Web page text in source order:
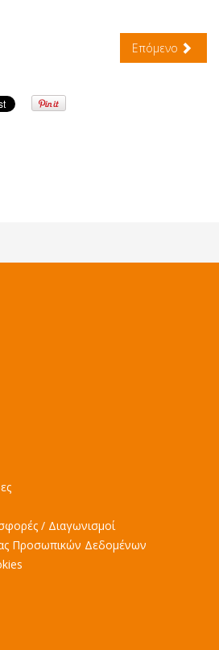
Επόμενο
/ Διαγωνισμοί
Προσωπικών Δεδομένων